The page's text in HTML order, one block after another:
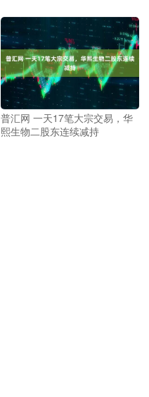
普汇网 一天17笔大宗交易，华
熙生物二股东连续减持